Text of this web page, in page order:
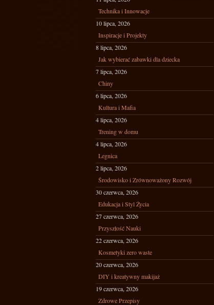
Technika i Innowacje
10 lipca, 2026
Inspiracje i Projekty
8 lipca, 2026
Jak wybierać zabawki dla dziecka
7 lipca, 2026
Chiny
6 lipca, 2026
Kultura i Mafia
4 lipca, 2026
Trening w domu
4 lipca, 2026
Legnica
2 lipca, 2026
Środowisko i Zrównoważony Rozwój
30 czerwca, 2026
Edukacja i Styl Życia
27 czerwca, 2026
Przyszłość Nauki
22 czerwca, 2026
Kosmetyki zero waste
20 czerwca, 2026
DIY i kreatywny makijaż
19 czerwca, 2026
Zdrowe Przepisy